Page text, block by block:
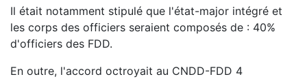
Il était notamment stipulé que l'état-major intégré et
les corps des officiers seraient composés de : 40%
d'officiers des FDD.
En outre, l'accord octroyait au CNDD-FDD 4